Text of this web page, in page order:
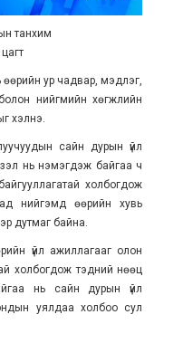
танхим
ур чадвар, мэдлэг,
нийгмийн хөгжлийн
хэлнэ.
сайн дурын үйл
нь нэмэгдэж байгаа ч
холбогдож
нийгэмд өөрийн хувь
дутмаг байна.
үйл ажиллагааг олон
холбогдож тэдний нөөц
нь сайн дурын үйл
уялдаа холбоо сул